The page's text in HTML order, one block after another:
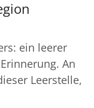
ein leerer
An
Leerstelle,